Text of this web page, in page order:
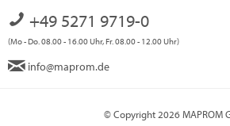
+49 5271 9719-0
(Mo - Do. 08.00 - 16.00 Uhr, Fr. 08.00 - 12.00 Uhr)
info@maprom.de
© Copyright 2026 MAPROM